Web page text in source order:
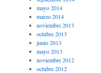
mayo 2014
marzo 2014
noviembre 2013
octubre 2013
junio 2013
mayo 2013
noviembre 2012
octubre 2012